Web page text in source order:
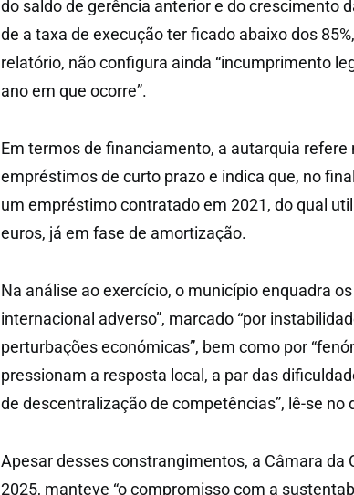
do saldo de gerência anterior e do crescimento
de a taxa de execução ter ficado abaixo dos
relatório, não configura ainda “incumprimento
ano em que ocorre”.
Em termos de financiamento, a autarquia refere
empréstimos de curto prazo e indica que, no
um empréstimo contratado em 2021, do qual
euros, já em fase de amortização.
Na análise ao exercício, o município enquadra
internacional adverso”, marcado “por
perturbações económicas”, bem como por
pressionam a resposta local, a par das
de descentralização de competências”, lê-se no
Apesar desses constrangimentos, a Câmara da
2025, manteve “o compromisso com a